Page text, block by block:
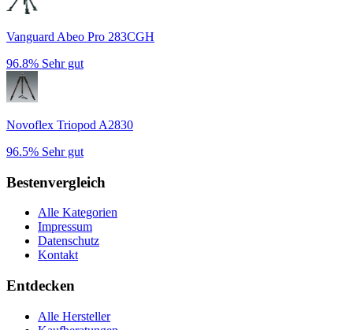
Vanguard Abeo Pro 283CGH
96.8% Sehr gut
Novoflex Triopod A2830
96.5% Sehr gut
Bestenvergleich
Alle Kategorien
Impressum
Datenschutz
Kontakt
Entdecken
Alle Hersteller